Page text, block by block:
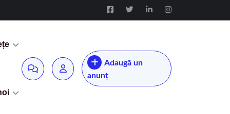
Adaugă un
anunț